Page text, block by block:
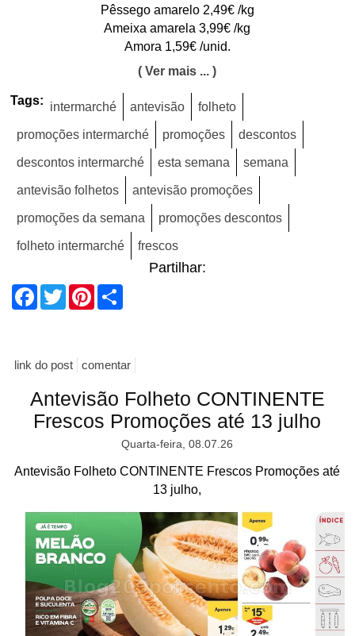
Pêssego amarelo 2,49€ /kg
Ameixa amarela 3,99€ /kg
Amora 1,59€ /unid.
( Ver mais ... )
Tags: intermarché antevisão folheto
promoções intermarché promoções descontos
descontos intermarché esta semana semana
antevisão folhetos antevisão promoções
promoções da semana promoções descontos
folheto intermarché frescos
Partilhar:
Facebook
TwitterPinterest
link do post comentar
Antevisão Folheto CONTINENTE
Frescos Promoções até 13 julho
Quarta-feira, 08.07.26
Antevisão Folheto CONTINENTE Frescos Promoções até
13 julho,